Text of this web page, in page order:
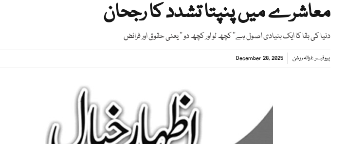
معاشرے میں پنپتا تشدد کا رجحان
دنیا کی بقا کا ایک بنیادی اصول ہے’’ کچھ لو اور کچھ دو ‘‘ یعنی حقوق اور فرائض
پروفیسر غزالہ روشن December 28, 2025